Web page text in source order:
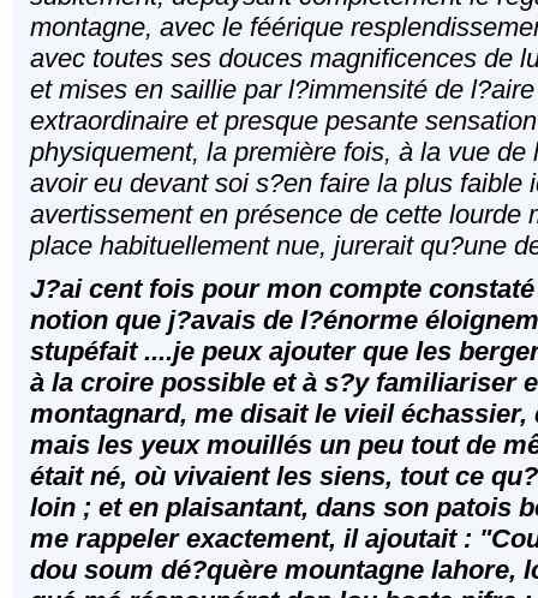
montagne, avec le féérique
avec toutes ses douces magnificences de
et mises en saillie par l?immensité de
extraordinaire et presque pesante
physiquement, la première fois, à la vue
avoir eu devant soi s?en faire la plus faible
avertissement en présence de cette
place habituellement nue, jurerait qu?une
J?ai cent fois pour mon compte
notion que j?avais de l?énorme
stupéfait ....je peux ajouter que les
à la croire possible et à s?y familiariser
montagnard, me disait le vieil
mais les yeux mouillés un peu tout de
était né, où vivaient les siens, tout ce
loin ; et en plaisantant, dans son patois
me rappeler exactement, il ajoutait :
dou soum dé?quère mountagne lahore,